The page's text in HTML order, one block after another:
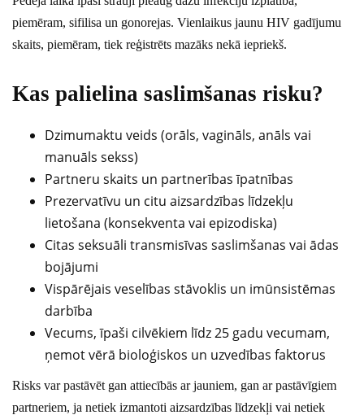
piemēram, sifilisa un gonorejas. Vienlaikus jaunu HIV gadījumu
skaits, piemēram, tiek reģistrēts mazāks nekā iepriekš.
Kas palielina saslimšanas risku?
Dzimumaktu veids (orāls, vagināls, anāls vai
manuāls sekss)
Partneru skaits un partnerības īpatnības
Prezervatīvu un citu aizsardzības līdzekļu
lietošana (konsekventa vai epizodiska)
Citas seksuāli transmisīvas saslimšanas vai ādas
bojājumi
Vispārējais veselības stāvoklis un imūnsistēmas
darbība
Vecums, īpaši cilvēkiem līdz 25 gadu vecumam,
ņemot vērā bioloģiskos un uzvedības faktorus
Risks var pastāvēt gan attiecībās ar jauniem, gan ar pastāvīgiem
partneriem, ja netiek izmantoti aizsardzības līdzekļi vai netiek